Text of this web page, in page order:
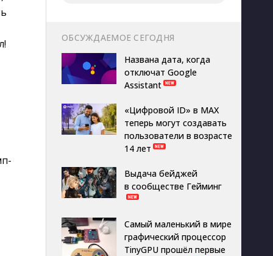
ОБСУЖДАЕМОЕ СЕГОДНЯ
Названа дата, когда
отключат Google
Assistant
«Цифровой ID» в MAX
теперь могут создавать
пользователи в возрасте
14 лет
Выдача бейджей
в сообществе Гейминг
Самый маленький в мире
графический процессор
TinyGPU прошёл первые